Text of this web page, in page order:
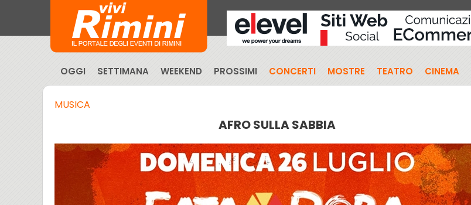
OGGI SETTIMANA WEEKEND PROSSIMI CONCERTI MOSTRE TEATRO CINEMA
MUSICA
AFRO SULLA SABBIA